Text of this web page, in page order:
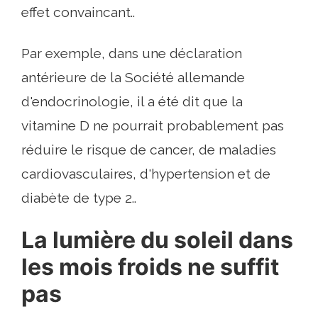
effet convaincant..
Par exemple, dans une déclaration
antérieure de la Société allemande
d'endocrinologie, il a été dit que la
vitamine D ne pourrait probablement pas
réduire le risque de cancer, de maladies
cardiovasculaires, d'hypertension et de
diabète de type 2..
La lumière du soleil dans
les mois froids ne suffit
pas